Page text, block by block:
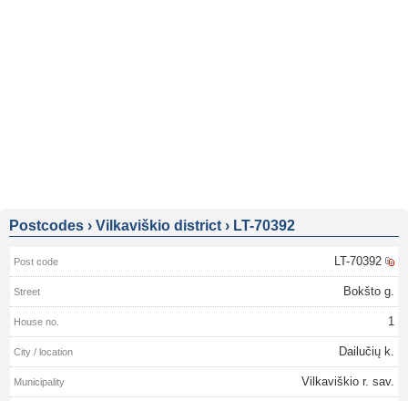
Postcodes › Vilkaviškio district › LT-70392
LT-70392
Bokšto g.
1
Dailučių k.
Vilkaviškio r. sav.